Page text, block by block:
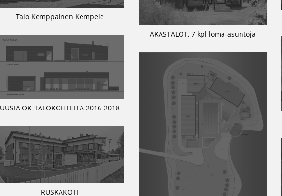
Talo Kemppainen Kempele
ÄKÄSTALOT, 7 kpl loma-asuntoja
UUSIA OK-TALOKOHTEITA 2016-2018
RUSKAKOTI